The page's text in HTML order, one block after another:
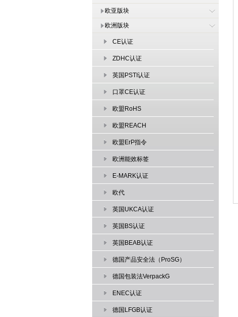
欧亚版块
欧洲版块
CE认证
ZDHC认证
英国PSTI认证
口罩CE认证
欧盟RoHS
欧盟REACH
欧盟ErP指令
欧洲能效标签
E-MARK认证
欧代
英国UKCA认证
英国BS认证
英国BEAB认证
德国产品安全法（ProSG）
德国包装法VerpackG
ENEC认证
德国LFGB认证